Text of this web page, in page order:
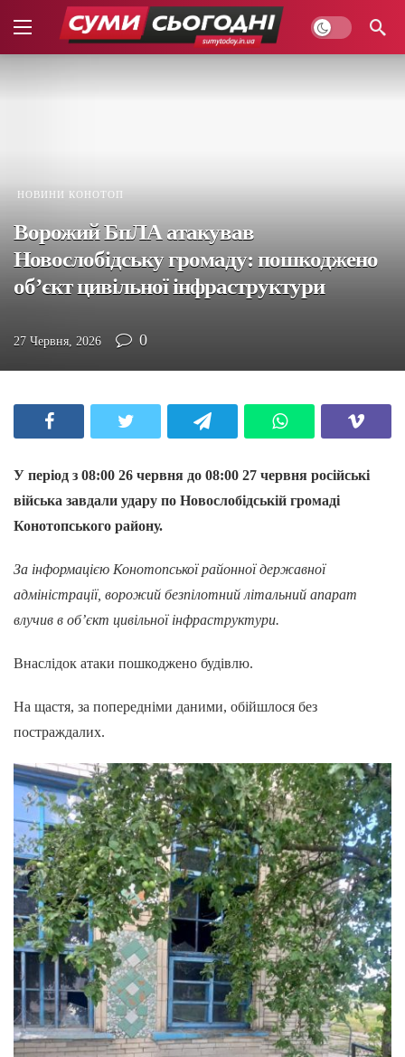
НОВИНИ КОНОТОП
Ворожий БпЛА атакував
Новослобідську громаду: пошкоджено
об’єкт цивільної інфраструктури
27 Червня, 2026 0
У період з 08:00 26 червня до 08:00 27 червня російські
війська завдали удару по Новослобідській громаді
Конотопського району.
За інформацією Конотопської районної державної
адміністрації, ворожий безпілотний літальний апарат
влучив в об’єкт цивільної інфраструктури.
Внаслідок атаки пошкоджено будівлю.
На щастя, за попередніми даними, обійшлося без
постраждалих.